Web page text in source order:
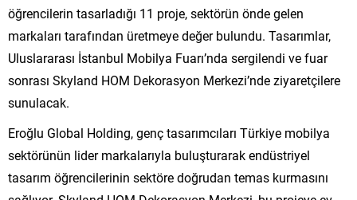
öğrencilerin tasarladığı 11 proje, sektörün önde gelen
markaları tarafından üretmeye değer bulundu. Tasarımlar,
Uluslararası İstanbul Mobilya Fuarı’nda sergilendi ve fuar
sonrası Skyland HOM Dekorasyon Merkezi’nde ziyaretçilere
sunulacak.
Eroğlu Global Holding, genç tasarımcıları Türkiye mobilya
sektörünün lider markalarıyla buluşturarak endüstriyel
tasarım öğrencilerinin sektöre doğrudan temas kurmasını